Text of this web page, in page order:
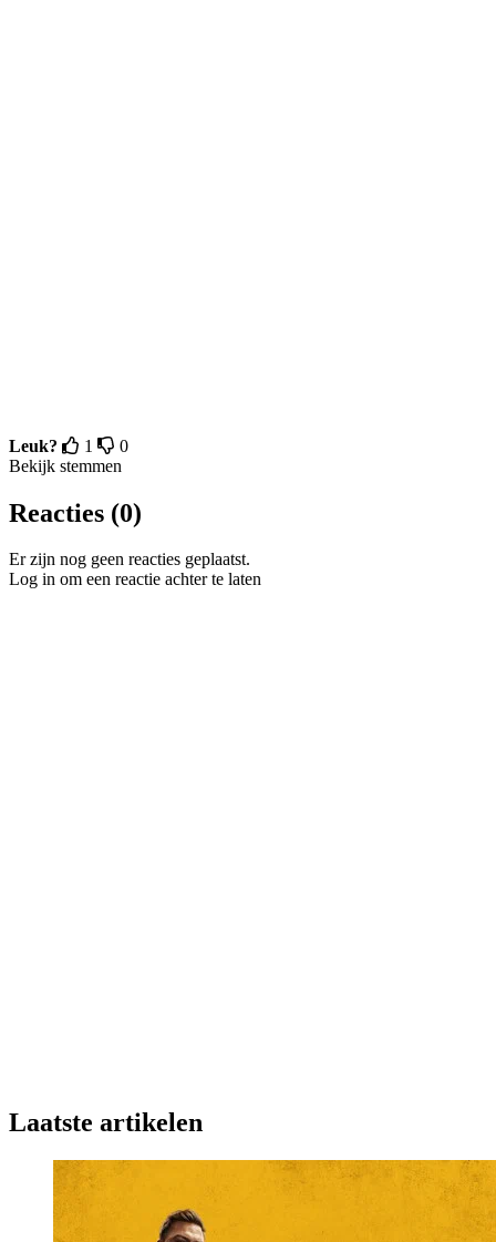
Leuk? 1
0
Bekijk stemmen
Reacties (0)
Er zijn nog geen reacties geplaatst.
Log in om een reactie achter te laten
Laatste artikelen